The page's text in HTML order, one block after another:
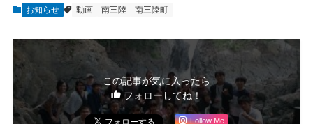
お知らせ 動画 南三陸 南三陸町
この記事が気に入ったら
フォローしてね！
Follow Me